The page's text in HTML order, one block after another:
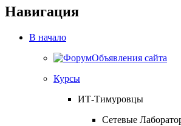
Навигация
В начало
Объявления сайта
Курсы
ИТ-Тимуровцы
Сетевые